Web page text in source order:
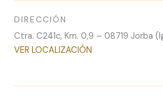
DIRECCIÓN
Ctra. C241c, Km. 0,9 – 08719 Jorba
VER LOCALIZACIÓN